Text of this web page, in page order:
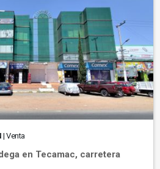
| Venta
en Tecamac, carretera